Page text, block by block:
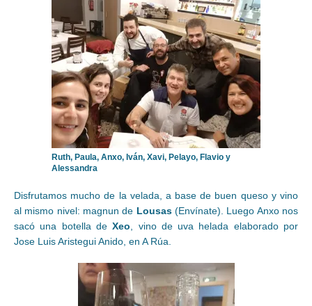
Ruth, Paula, Anxo, Iván, Xavi, Pelayo, Flavio y
Alessandra
Disfrutamos mucho de la velada, a base de buen queso y vino
al mismo nivel: magnun de Lousas(Envínate). Luego Anxo nos
sacó una botella deXeo, vino de uva helada elaborado por
Jose Luis Aristegui Anido, en A Rúa.